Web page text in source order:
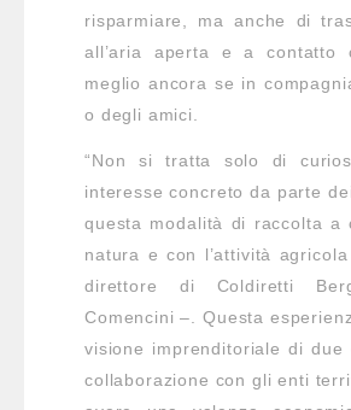
risparmiare, ma anche di
all’aria aperta e a contatto
meglio ancora se in
o degli amici.
“Non si tratta solo di
interesse concreto da parte
questa modalità di raccolta a
natura e con l’attività
direttore di Coldiretti
Comencini –. Questa
visione imprenditoriale di due
collaborazione con gli enti